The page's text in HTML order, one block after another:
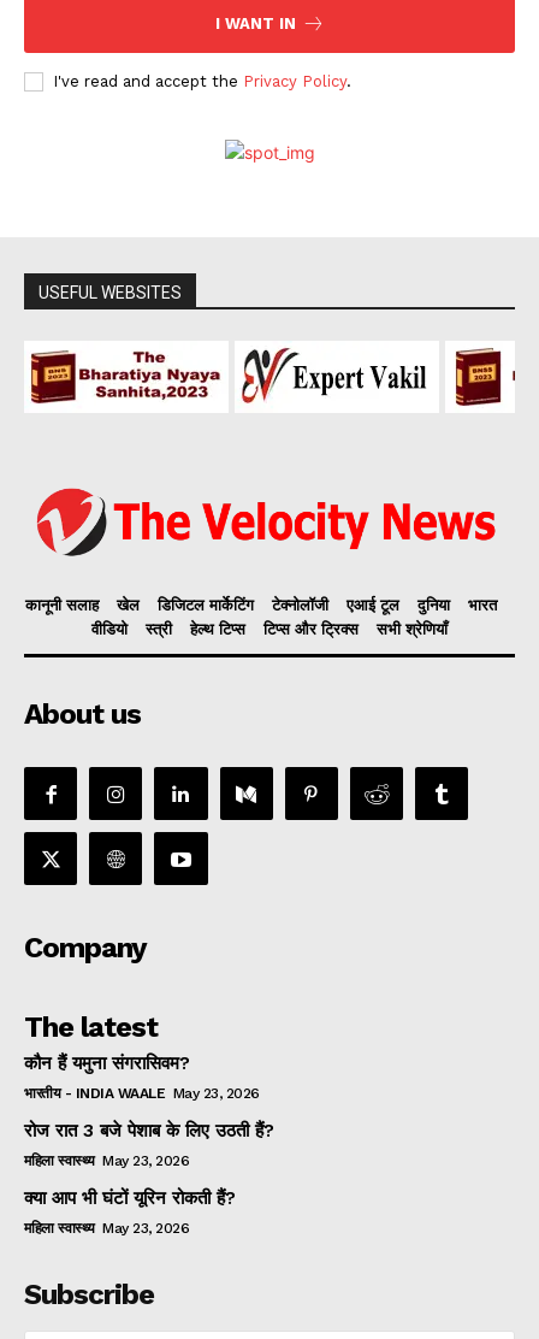
I WANT IN
I've read and accept the Privacy Policy.
USEFUL WEBSITES
कानूनी सलाह खेल डिजिटल मार्केटिंग टेक्नोलॉजी एआई टूल दुनिया
भारत
वीडियो
स्त्री हेल्थ टिप्स टिप्स और ट्रिक्स सभी श्रेणियाँ
About us
Company
The latest
कौन हैं यमुना संगरासिवम?
भारतीय - INDIA WAALE May 23, 2026
रोज रात 3 बजे पेशाब के लिए उठती हैं?
महिला स्वास्थ्य May 23, 2026
क्या आप भी घंटों यूरिन रोकती हैं?
महिला स्वास्थ्य May 23, 2026
Subscribe